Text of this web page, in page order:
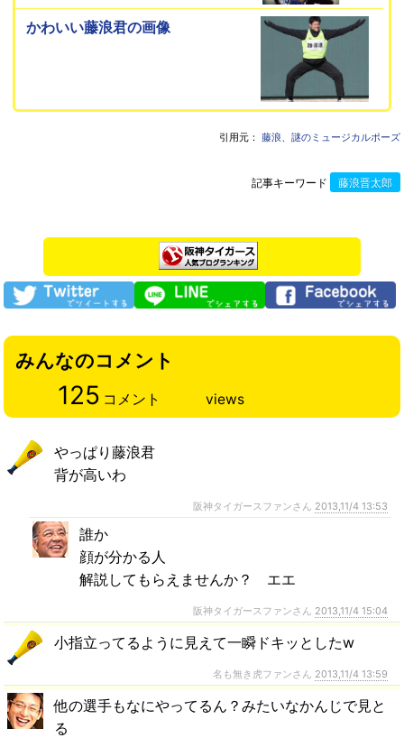
かわいい藤浪君の画像
引用元： 藤浪、謎のミュージカルポーズ
記事キーワード 藤浪晋太郎
みんなのコメント
125 コメント views
やっぱり藤浪君
背が高いわ
阪神タイガースファンさん 2013,11/4 13:53
誰か
顔が分かる人
解説してもらえませんか？ エエ
阪神タイガースファンさん 2013,11/4 15:04
小指立ってるように見えて一瞬ドキッとしたw
名も無き虎ファンさん 2013,11/4 13:59
他の選手もなにやってるん？みたいなかんじで見と
る